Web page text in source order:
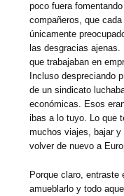
poco fuera
compañeros, que
únicamente
las desgracias
que trabajaban en
Incluso despreciando
de un sindicato
económicas. Esos
ibas a lo tuyo. Lo que
muchos viajes, bajar y
volver de nuevo a
Porque claro, entraste
amueblarlo y todo